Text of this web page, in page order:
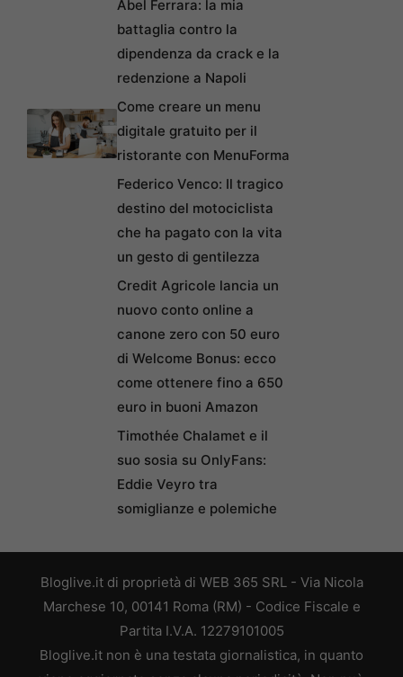
Abel Ferrara: la mia
battaglia contro la
dipendenza da crack e la
redenzione a Napoli
Come creare un menu
digitale gratuito per il
ristorante con MenuForma
Federico Venco: Il tragico
destino del motociclista
che ha pagato con la vita
un gesto di gentilezza
Credit Agricole lancia un
nuovo conto online a
canone zero con 50 euro
di Welcome Bonus: ecco
come ottenere fino a 650
euro in buoni Amazon
Timothée Chalamet e il
suo sosia su OnlyFans:
Eddie Veyro tra
somiglianze e polemiche
Bloglive.it di proprietà di WEB 365 SRL - Via Nicola
Marchese 10, 00141 Roma (RM) - Codice Fiscale e
Partita I.V.A. 12279101005
Bloglive.it non è una testata giornalistica, in quanto